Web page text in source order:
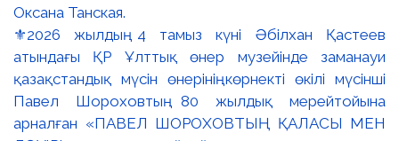
⚜️2026 жылдың 4 тамыз күні Әбілхан Қастеев
атындағы ҚР Ұлттық өнер музейінде заманауи
қазақстандық мүсін өнерінің көрнекті өкілі мүсінші
Павел Шороховтың 80 жылдық мерейтойына
арналған «ПАВЕЛ ШОРОХОВТЫҢ ҚАЛАСЫ МЕН